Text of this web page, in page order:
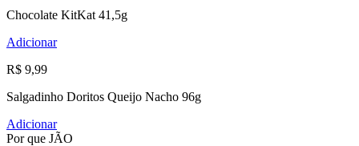
Chocolate KitKat 41,5g
Adicionar
R$ 9,99
Salgadinho Doritos Queijo Nacho 96g
Adicionar
Por que JÃO